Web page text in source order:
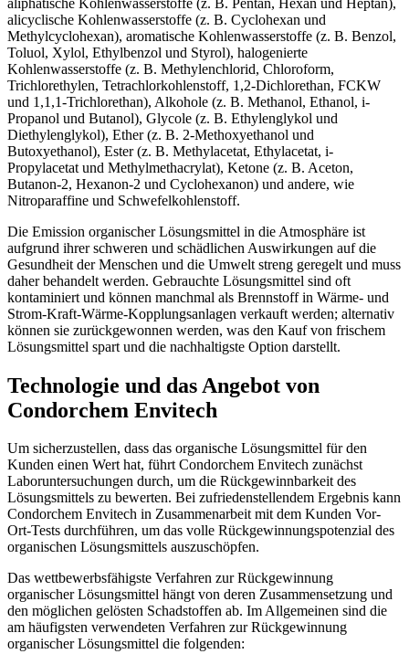
alicyclische Kohlenwasserstoffe (z. B. Cyclohexan und
Methylcyclohexan), aromatische Kohlenwasserstoffe (z. B. Benzol,
Toluol, Xylol, Ethylbenzol und Styrol), halogenierte
Kohlenwasserstoffe (z. B. Methylenchlorid, Chloroform,
Trichlorethylen, Tetrachlorkohlenstoff, 1,2-Dichlorethan, FCKW
und 1,1,1-Trichlorethan), Alkohole (z. B. Methanol, Ethanol, i-
Propanol und Butanol), Glycole (z. B. Ethylenglykol und
Diethylenglykol), Ether (z. B. 2-Methoxyethanol und
Butoxyethanol), Ester (z. B. Methylacetat, Ethylacetat, i-
Propylacetat und Methylmethacrylat), Ketone (z. B. Aceton,
Butanon-2, Hexanon-2 und Cyclohexanon) und andere, wie
Nitroparaffine und Schwefelkohlenstoff.
Die Emission organischer Lösungsmittel in die Atmosphäre ist
aufgrund ihrer schweren und schädlichen Auswirkungen auf die
Gesundheit der Menschen und die Umwelt streng geregelt und muss
daher behandelt werden. Gebrauchte Lösungsmittel sind oft
kontaminiert und können manchmal als Brennstoff in Wärme- und
Strom-Kraft-Wärme-Kopplungsanlagen verkauft werden; alternativ
können sie zurückgewonnen werden, was den Kauf von frischem
Lösungsmittel spart und die nachhaltigste Option darstellt.
Technologie und das Angebot von
Condorchem Envitech
Um sicherzustellen, dass das organische Lösungsmittel für den
Kunden einen Wert hat, führt Condorchem Envitech zunächst
Laboruntersuchungen durch, um die Rückgewinnbarkeit des
Lösungsmittels zu bewerten. Bei zufriedenstellendem Ergebnis kann
Condorchem Envitech in Zusammenarbeit mit dem Kunden Vor-
Ort-Tests durchführen, um das volle Rückgewinnungspotenzial des
organischen Lösungsmittels auszuschöpfen.
Das wettbewerbsfähigste Verfahren zur Rückgewinnung
organischer Lösungsmittel hängt von deren Zusammensetzung und
den möglichen gelösten Schadstoffen ab. Im Allgemeinen sind die
am häufigsten verwendeten Verfahren zur Rückgewinnung
organischer Lösungsmittel die folgenden: